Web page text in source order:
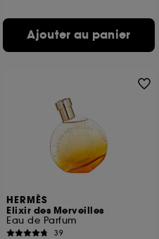
Ajouter au panier
HERMÈS
Elixir des Merveilles
Eau de Parfum
39